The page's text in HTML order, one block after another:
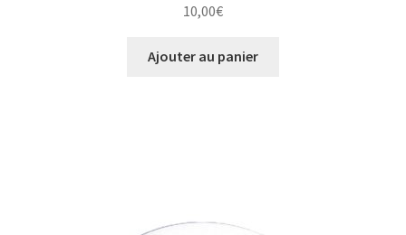
10,00€
Ajouter au panier